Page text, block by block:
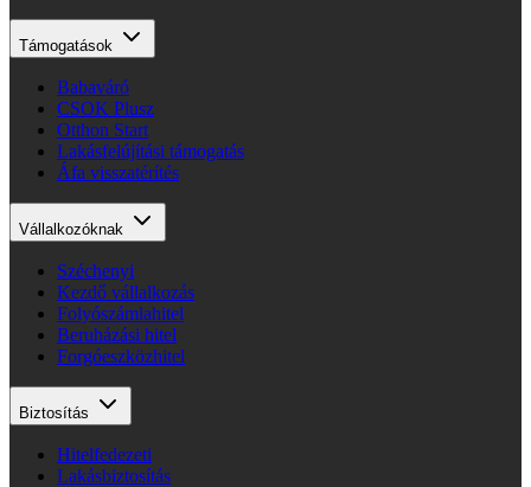
Támogatások
Babaváró
CSOK Plusz
Otthon Start
Lakásfelújítási támogatás
Áfa visszatérítés
Vállalkozóknak
Széchenyi
Kezdő vállalkozás
Folyószámlahitel
Beruházási hitel
Forgóeszközhitel
Biztosítás
Hitelfedezeti
Lakásbiztosítás